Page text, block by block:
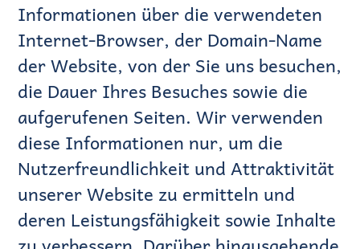
Informationen über die verwendeten
Internet-Browser, der Domain-Name
der Website, von der Sie uns besuchen,
die Dauer Ihres Besuches sowie die
aufgerufenen Seiten. Wir verwenden
diese Informationen nur, um die
Nutzerfreundlichkeit und Attraktivität
unserer Website zu ermitteln und
deren Leistungsfähigkeit sowie Inhalte